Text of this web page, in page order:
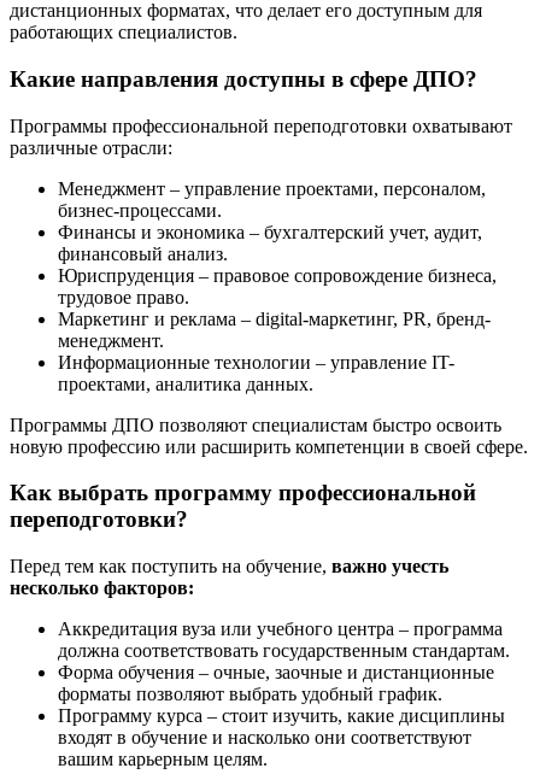
дистанционных форматах, что делает его доступным для
работающих специалистов.
Какие направления доступны в сфере ДПО?
Программы профессиональной переподготовки охватывают
различные отрасли:
Менеджмент – управление проектами, персоналом,
бизнес-процессами.
Финансы и экономика – бухгалтерский учет, аудит,
финансовый анализ.
Юриспруденция – правовое сопровождение бизнеса,
трудовое право.
Маркетинг и реклама – digital-маркетинг, PR, бренд-
менеджмент.
Информационные технологии – управление IT-
проектами, аналитика данных.
Программы ДПО позволяют специалистам быстро освоить
новую профессию или расширить компетенции в своей сфере.
Как выбрать программу профессиональной
переподготовки?
Перед тем как поступить на обучение, важно учесть
несколько факторов:
Аккредитация вуза или учебного центра – программа
должна соответствовать государственным стандартам.
Форма обучения – очные, заочные и дистанционные
форматы позволяют выбрать удобный график.
Программу курса – стоит изучить, какие дисциплины
входят в обучение и насколько они соответствуют
вашим карьерным целям.